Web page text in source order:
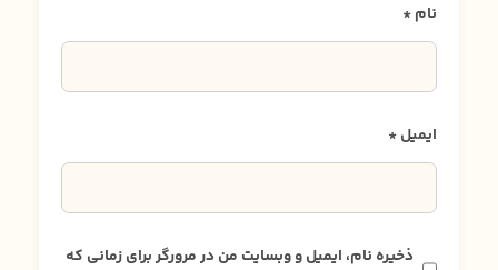
نام*
ایمیل*
ذخیره نام، ایمیل و وبسایت من در مرورگر برای زمانی که